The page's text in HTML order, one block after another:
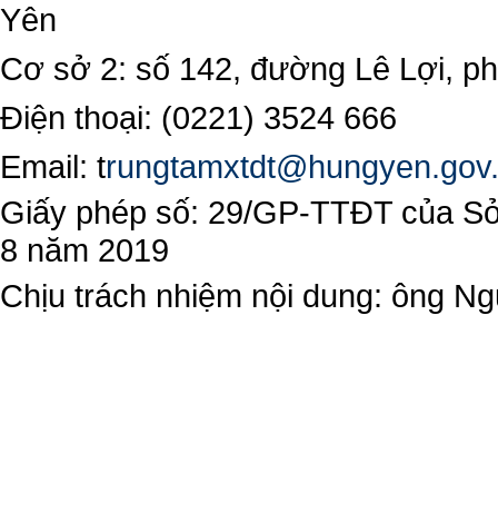
Yên
Cơ sở 2: số 142, đường Lê Lợi,
Điện thoại: (0221) 3524 666
Email: t
Giấy phép số: 29/GP-TTĐT của
8 năm 2019
Chịu trách nhiệm nội dung: ông